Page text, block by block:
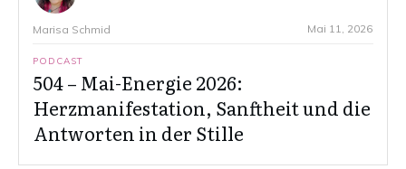
Marisa Schmid Mai 11, 2026
PODCAST
504 – Mai-Energie 2026:
Herzmanifestation, Sanftheit und die
Antworten in der Stille